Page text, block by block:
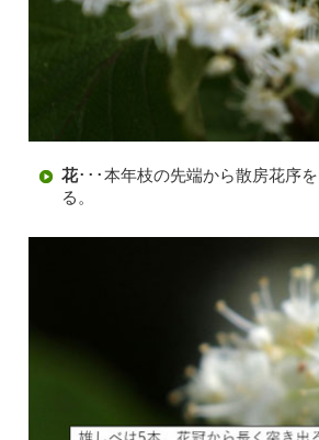
花･･･本年枝の先端から散房花序
る。